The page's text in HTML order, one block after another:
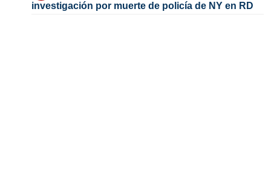
investigación por muerte de policía de NY en RD